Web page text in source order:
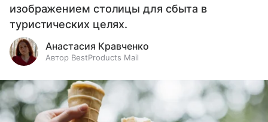
изображением столицы для сбыта в
туристических целях.
Анастасия Кравченко
Автор BestProducts Mail